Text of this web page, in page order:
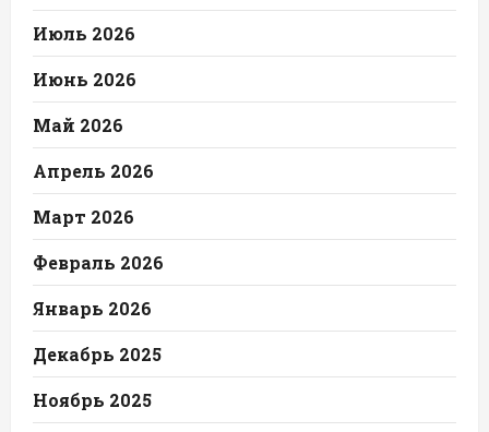
Июль 2026
Июнь 2026
Май 2026
Апрель 2026
Март 2026
Февраль 2026
Январь 2026
Декабрь 2025
Ноябрь 2025